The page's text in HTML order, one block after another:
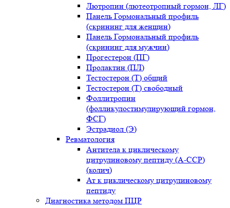
Лютропин (лютеотропный гормон, ЛГ)
Панель Гормональный профиль
(скрининг для женщин)
Панель Гормональный профиль
(скрининг для мужчин)
Прогестерон (ПГ)
Пролактин (ПЛ)
Тестостерон (Т) общий
Тестостерон (Т) свободный
Фоллитропин
(фолликулостимулирующий гормон,
ФСГ)
Эстрадиол (Э)
Ревматология
Антитела к циклическому
цитрулиновому пептиду (A-ССР)
(колич)
Ат к циклическому цитрулиновому
пептиду
Диагностика методом ПЦР